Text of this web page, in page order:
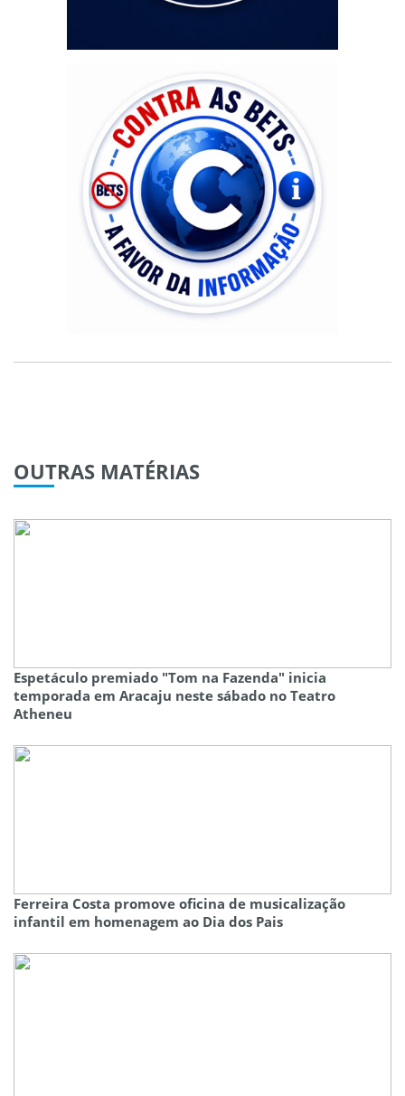
OUTRAS MATÉRIAS
Espetáculo premiado "Tom na Fazenda" inicia
temporada em Aracaju neste sábado no Teatro
Atheneu
Ferreira Costa promove oficina de musicalização
infantil em homenagem ao Dia dos Pais